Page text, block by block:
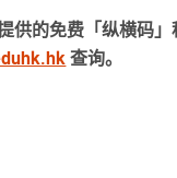
的免费「纵横码」
查询。